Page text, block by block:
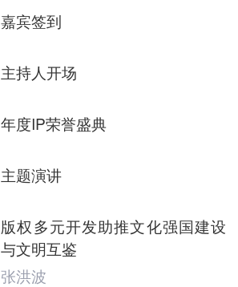
嘉宾签到
主持人开场
年度IP荣誉盛典
主题演讲
版权多元开发助推文化强国建设
与文明互鉴
张洪波